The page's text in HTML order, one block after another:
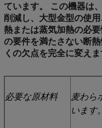
ています。 この機器は
削減し、大型金型の使
熱または蒸気加熱の必
の要件を満たさない断
くの欠点を完全に変えま
必要な原材料
麦わら
います。